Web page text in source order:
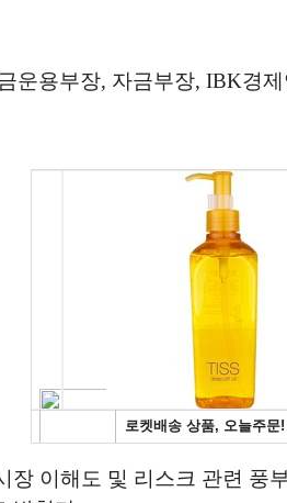
운용부장, 자금부장, IBK경
이해도 및 리스크 관련